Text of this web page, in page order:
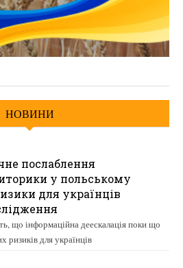
НОВИНИ
послаблення
у польському
для українців
що інформаційна деескалація поки що
ризиків для українців